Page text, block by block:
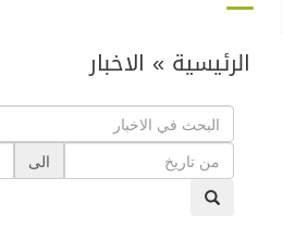
الرئيسية » الاخبار
الى